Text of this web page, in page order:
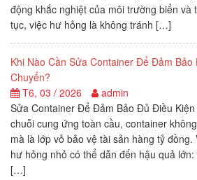
động khắc nghiệt của môi trường biển và
tục, việc hư hỏng là không tránh […]
Khi Nào Cần Sửa Container Để Đảm
Chuyển?
T6, 03 / 2026
admin
Sửa Container Để Đảm Bảo Đủ Điều Kiện
chuỗi cung ứng toàn cầu, container
mà là lớp vỏ bảo vệ tài sản hàng tỷ đồng.
hư hỏng nhỏ có thể dẫn đến hậu quả
[…]